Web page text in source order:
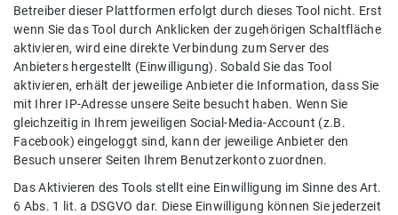
Betreiber dieser Plattformen erfolgt durch dieses Tool nicht. Erst
wenn Sie das Tool durch Anklicken der zugehörigen Schaltfläche
aktivieren, wird eine direkte Verbindung zum Server des
Anbieters hergestellt (Einwilligung). Sobald Sie das Tool
aktivieren, erhält der jeweilige Anbieter die Information, dass Sie
mit Ihrer IP-Adresse unsere Seite besucht haben. Wenn Sie
gleichzeitig in Ihrem jeweiligen Social-Media-Account (z.B.
Facebook) eingeloggt sind, kann der jeweilige Anbieter den
Besuch unserer Seiten Ihrem Benutzerkonto zuordnen.
Das Aktivieren des Tools stellt eine Einwilligung im Sinne des Art.
6 Abs. 1 lit. a DSGVO dar. Diese Einwilligung können Sie jederzeit